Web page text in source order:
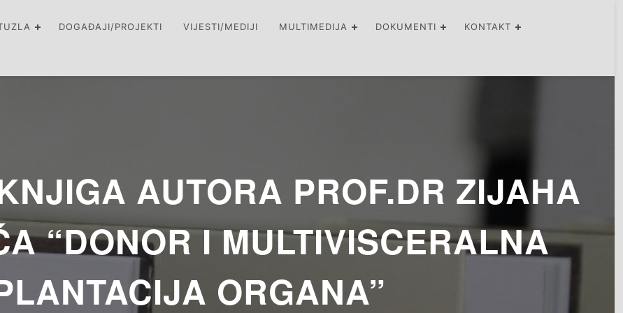
DOGAĐAJI/PROJEKTI VIJESTI/MEDIJI MULTIMEDIJA DOKUMENTI KONTAKT
AUTORA PROF.DR ZIJAHA
“DONOR I MULTIVISCERALNA
ORGANA”